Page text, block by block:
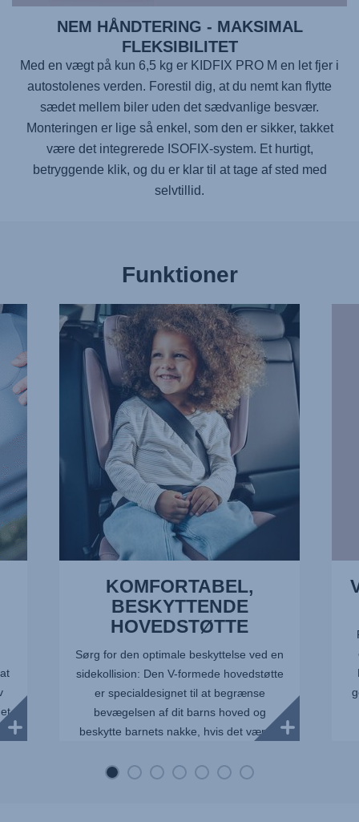
NEM HÅNDTERING - MAKSIMAL
FLEKSIBILITET
Med en vægt på kun 6,5 kg er KIDFIX PRO M en let fjer i
autostolenes verden. Forestil dig, at du nemt kan flytte
sædet mellem biler uden det sædvanlige besvær.
Monteringen er lige så enkel, som den er sikker, takket
være det integrerede ISOFIX-system. Et hurtigt,
betryggende klik, og du er klar til at tage af sted med
selvtillid.
Funktioner
KOMFORTABEL,
BESKYTTENDE
HOVEDSTØTTE,
KOMFORTABEL,
BESKYTTENDE
HOVEDSTØTTE
Sørg for den optimale beskyttelse ved en
sidekollision: Den V-formede hovedstøtte
er specialdesignet til at begrænse
bevægelsen af dit barns hoved og
beskytte barnets nakke, hvis det værste